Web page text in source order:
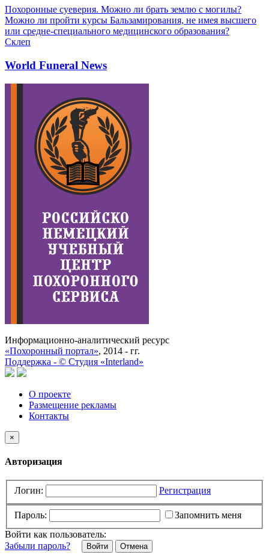
Похоронные суеверия. Можно ли брать землю с могилы?
Можно ли пройти курсы Бальзамирования, не имея высшего
или средне-специального медицинского образования?
Склеп
World Funeral News
Информационно-аналитический ресурс
«Похоронный портал», 2014 - гг.
Поддержка - © Cтудия «Interland»
О проекте
Размещение рекламы
Контакты
×
Авторизация
Логин: Регистрация
Пароль:
Запомнить меня
Войти как пользователь:
Забыли пароль?
Отмена